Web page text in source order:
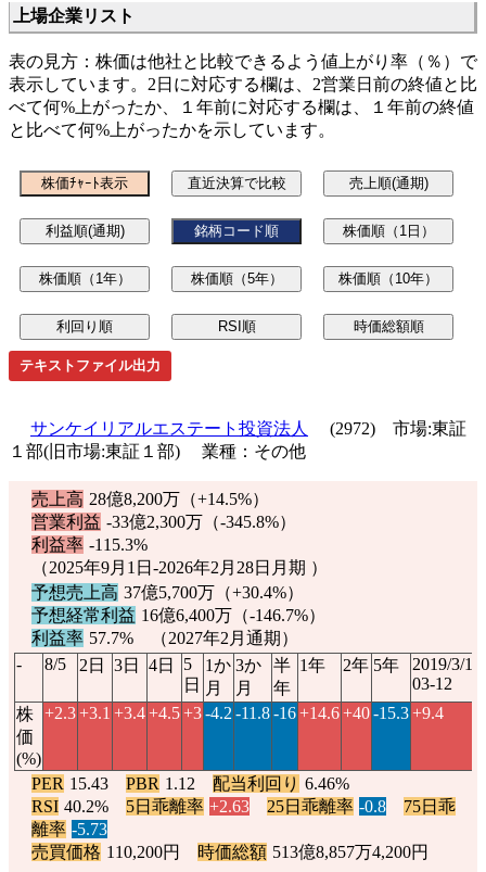
上場企業リスト
表の見方：株価は他社と比較できるよう値上がり率（％）で
表示しています。2日に対応する欄は、2営業日前の終値と比
べて何%上がったか、１年前に対応する欄は、１年前の終値
と比べて何%上がったかを示しています。
テキストファイル出力
サンケイリアルエステート投資法人
(2972) 市場:東証
１部(旧市場:東証１部) 業種：その他
売上高 28億8,200万（+14.5%）
営業利益 -33億2,300万（-345.8%）
利益率 -115.3%
（2025年9月1日-2026年2月28日月期 ）
予想売上高 37億5,700万（+30.4%）
予想経常利益 16億6,400万（-146.7%）
利益率 57.7% （2027年2月通期）
-
8/5 2日 3日 4日
5
日
1か
月
3か
月
半
年
1年 2年 5年
2019/3/
03-12
株
価
(%)
+2.3+3.1 +3.4+4.5+3-4.2 -11.8-16+14.6+40-15.3+9.4
PER 15.43 PBR 1.12 配当利回り 6.46%
RSI 40.2% 5日乖離率 +2.63 25日乖離率 -0.8
75日乖
離率 -5.73
売買価格 110,200円 時価総額 513億8,857万4,200円